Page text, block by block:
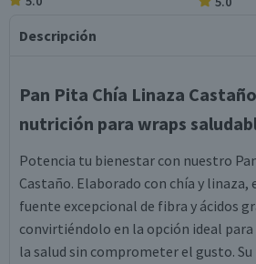
Descripción
Pan Pita Chía Linaza
nutrición para wraps
Potencia tu bienestar con nuestro
Castaño. Elaborado con chía y linaza,
fuente excepcional de fibra y ácidos
convirtiéndolo en la opción ideal
la salud sin comprometer el gusto.